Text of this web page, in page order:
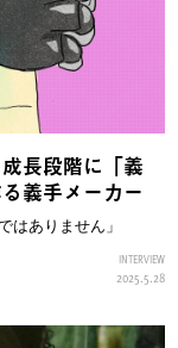
長段階に「義
義手メーカー
はありません」
INTERVIEW
2025.5.28